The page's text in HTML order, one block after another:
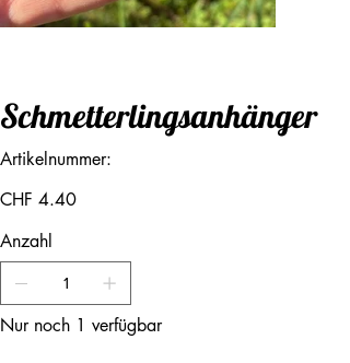
Schmetterlingsanhänger
Artikelnummer:
Preis
CHF 4.40
Anzahl
Nur noch 1 verfügbar